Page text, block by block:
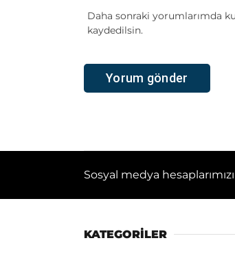
Daha sonraki yorumlarımda
kaydedilsin.
Sosyal medya
KATEGORİLER